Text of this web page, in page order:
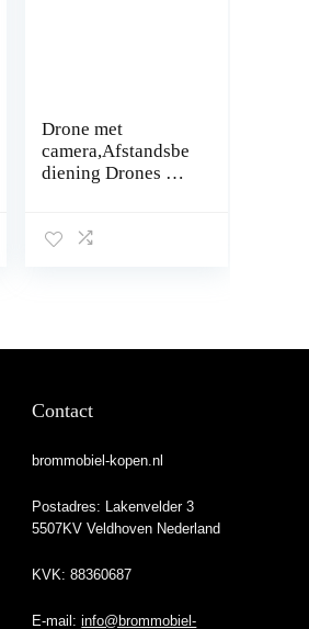
Drone met
camera,Afstandsbe
diening Drones met
WiFi-camera –
Contact
brommobiel-kopen.nl
Postadres: Lakenvelder 3
5507KV Veldhoven Nederland
KVK: 88360687
E-mail:info@brommobiel-